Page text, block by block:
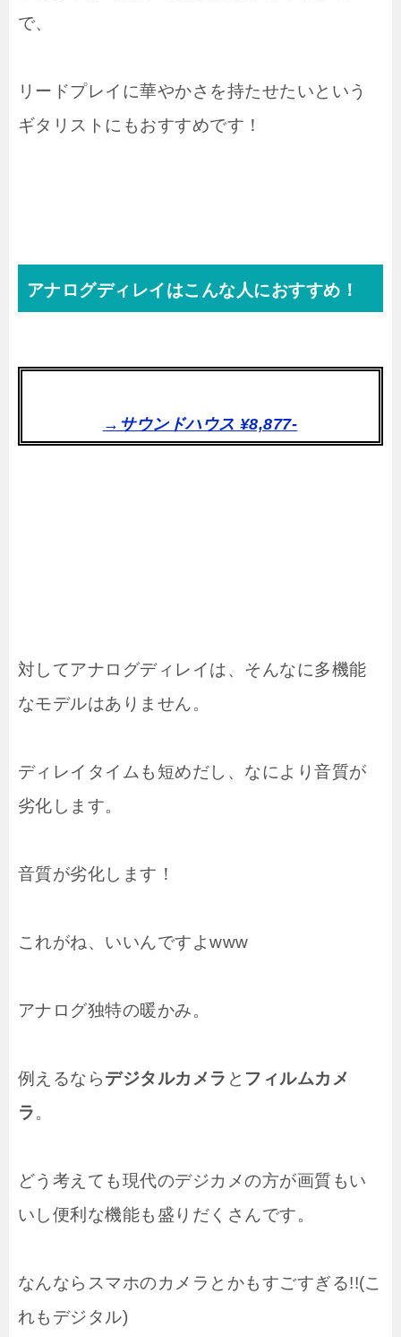
で、
リードプレイに華やかさを持たせたいという
ギタリストにもおすすめです！
アナログディレイはこんな人におすすめ！
→サウンドハウス ¥8,877-
対してアナログディレイは、そんなに多機能
なモデルはありません。
ディレイタイムも短めだし、なにより音質が
劣化します。
音質が劣化します！
これがね、いいんですよwww
アナログ独特の暖かみ。
例えるならデジタルカメラ と フィルムカメ
ラ。
どう考えても現代のデジカメの方が画質もい
いし便利な機能も盛りだくさんです。
なんならスマホのカメラとかもすごすぎる!!(こ
れもデジタル)